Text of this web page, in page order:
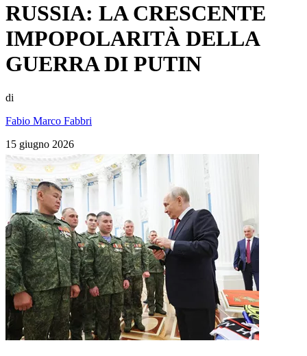
RUSSIA: LA CRESCENTE
IMPOPOLARITÀ DELLA
GUERRA DI PUTIN
di
Fabio Marco Fabbri
15 giugno 2026